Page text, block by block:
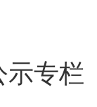
示专栏